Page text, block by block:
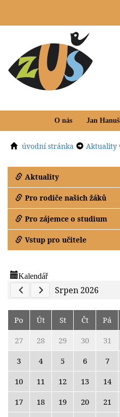
O nás Jan Hanuš
úvodní stránka Aktuality
Aktuality
Pro rodiče našich žáků
Pro zájemce o studium
Vstup pro učitele
Kalendář
Previous Calendar
Next Calendar
Srpen 2026
Po Út St Čt Pá
27
28 29 30 31
3
4 5 6 7
10
11 12 13 14
17
18 19 20 21